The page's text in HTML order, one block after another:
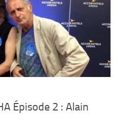
Épisode 2 : Alain